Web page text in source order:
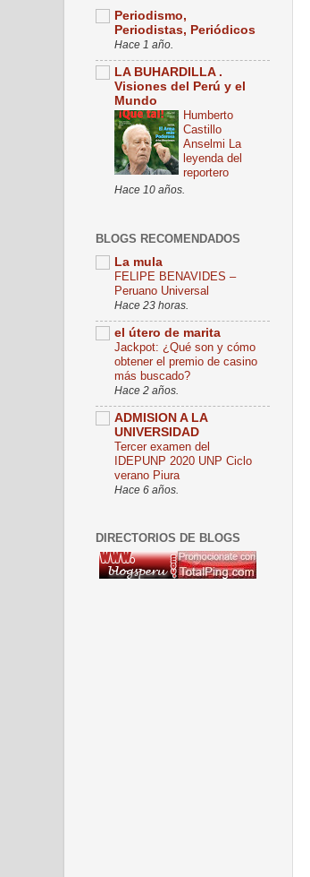
Periodismo,
Periodistas, Periódicos
Hace 1 año.
LA BUHARDILLA .
Visiones del Perú y el
Mundo
Humberto
Castillo
Anselmi La
leyenda del
reportero
Hace 10 años.
BLOGS RECOMENDADOS
La mula
FELIPE BENAVIDES –
Peruano Universal
Hace 23 horas.
el útero de marita
Jackpot: ¿Qué son y cómo
obtener el premio de casino
más buscado?
Hace 2 años.
ADMISION A LA
UNIVERSIDAD
Tercer examen del
IDEPUNP 2020 UNP Ciclo
verano Piura
Hace 6 años.
DIRECTORIOS DE BLOGS